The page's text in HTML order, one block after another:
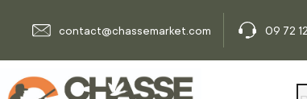
contact@chassemarket.com
09 72